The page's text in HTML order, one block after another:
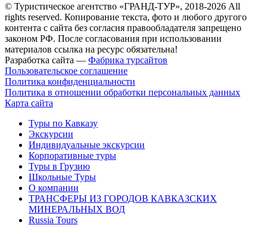
© Туристическое агентство «ГРАНД-ТУР», 2018-2026 All
rights reserved. Копирование текста, фото и любого другого
контента с сайта без согласия правообладателя запрещено
законом РФ. После согласования при использовании
материалов ссылка на ресурс обязательна!
Разработка сайта — Фабрика турсайтов
Пользовательское соглашение
Политика конфиденциальности
Политика в отношении обработки персональных данных
Карта сайта
Туры по Кавказу
Экскурсии
Индивидуальные экскурсии
Корпоративные туры
Туры в Грузию
Школьные Туры
О компании
ТРАНСФЕРЫ ИЗ ГОРОДОВ КАВКАЗСКИХ
МИНЕРАЛЬНЫХ ВОД
Russia Tours